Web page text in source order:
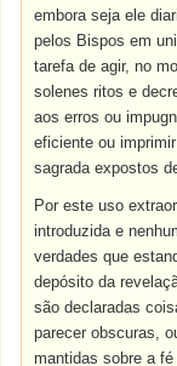
embora seja ele
pelos Bispos em
tarefa de agir, no
solenes ritos e
aos erros ou
eficiente ou
sagrada expostos
Por este uso
introduzida e
verdades que
depósito da
são declaradas
parecer obscuras,
mantidas sobre a